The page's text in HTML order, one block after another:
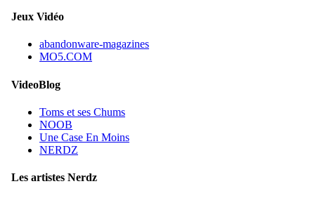
Jeux Vidéo
abandonware-magazines
MO5.COM
VideoBlog
Toms et ses Chums
NOOB
Une Case En Moins
NERDZ
Les artistes Nerdz